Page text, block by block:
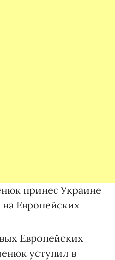
принес Украине
Европейских
Европейских
уступил в